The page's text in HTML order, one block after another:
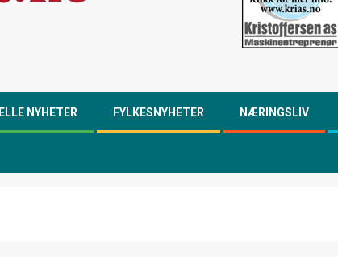
NYHETER FYLKESNYHETER NÆRINGSLIV